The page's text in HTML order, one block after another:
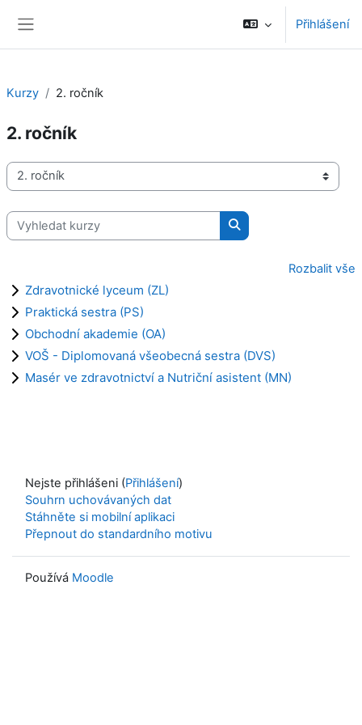
Přihlášení
Kurzy 2. ročník
2. ročník
Kategorie kurzů
Vyhledat kurzy
Vyhledat kurzy
Rozbalit vše
Zdravotnické lyceum (ZL)
Praktická sestra (PS)
Obchodní akademie (OA)
VOŠ - Diplomovaná všeobecná sestra (DVS)
Masér ve zdravotnictví a Nutriční asistent (MN)
Nejste přihlášeni (Přihlášení)
Souhrn uchovávaných dat
Stáhněte si mobilní aplikaci
Přepnout do standardního motivu
Používá Moodle